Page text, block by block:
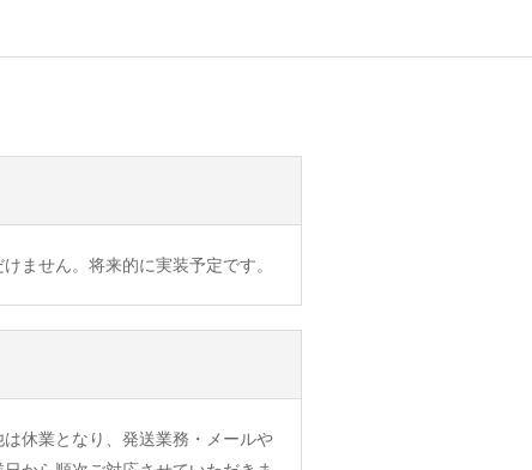
ません。将来的に実装予定です。
休業となり、発送業務・メールや